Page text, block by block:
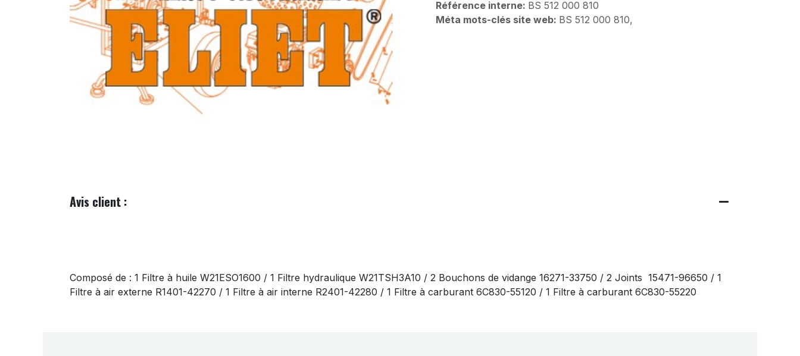
Référence interne: BS 512 000 810
Méta mots-clés site web: BS 512 000 810,
Avis client :
Composé de : 1 Filtre à huile W21ESO1600 / 1 Filtre hydraulique W21TSH3A10 / 2 Bouchons de vidange 16271-33750 / 2 Joints 15471-96650 / 1
Filtre à air externe R1401-42270 / 1 Filtre à air interne R2401-42280 / 1 Filtre à carburant 6C830-55120 / 1 Filtre à carburant 6C830-55220